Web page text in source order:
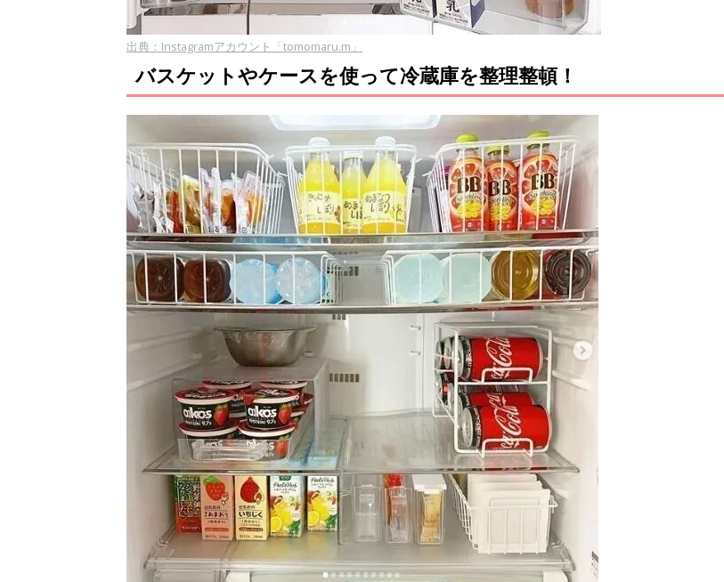
出典：Instagramアカウント「tomomaru.m」
バスケットやケースを使って冷蔵庫を整理整頓！